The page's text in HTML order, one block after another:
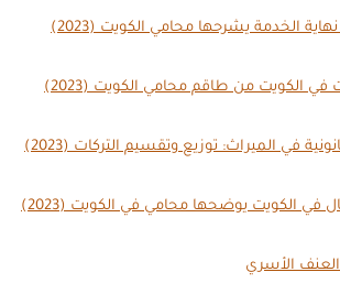
الخدمة يشرحها محامي الكويت (2023)
الكويت من طاقم محامي الكويت (2023)
في الميراث: توزيع وتقسيم التركات (2023)
في الكويت يوضحها محامي في الكويت (2023)
العنف الأسري